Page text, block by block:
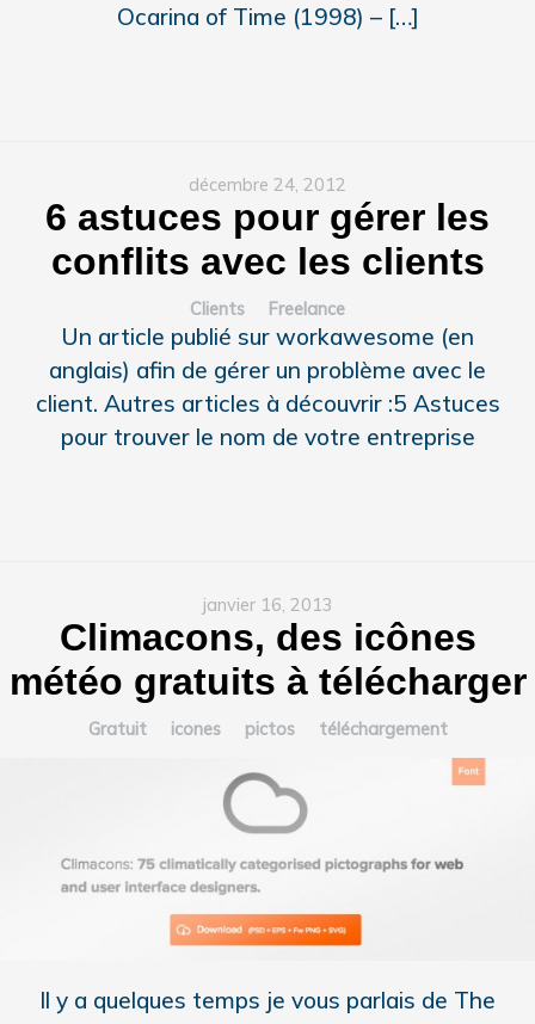
Ocarina of Time (1998) – […]
décembre 24, 2012
6 astuces pour gérer les
conflits avec les clients
Clients Freelance
Un article publié sur workawesome (en
anglais) afin de gérer un problème avec le
client. Autres articles à découvrir :5 Astuces
pour trouver le nom de votre entreprise
janvier 16, 2013
Climacons, des icônes
météo gratuits à télécharger
Gratuit icones pictos téléchargement
Il y a quelques temps je vous parlais de The